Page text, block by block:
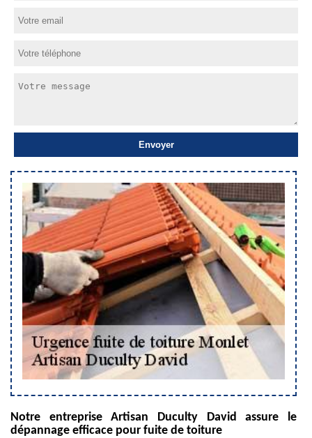
Notre entreprise Artisan Duculty David assure le
dépannage efficace pour fuite de toiture